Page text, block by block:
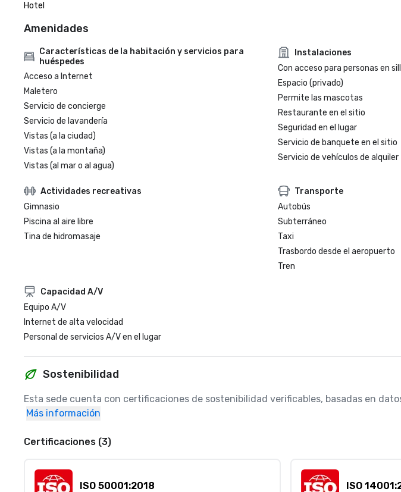
Hotel
Amenidades
Características de la habitación y servicios para
huéspedes
Acceso a Internet
Maletero
Servicio de concierge
Servicio de lavandería
Vistas (a la ciudad)
Vistas (a la montaña)
Vistas (al mar o al agua)
Instalaciones
Con acceso para personas en
Espacio (privado)
Permite las mascotas
Restaurante en el sitio
Seguridad en el lugar
Servicio de banquete en el sitio
Servicio de vehículos de alquiler
Actividades recreativas
Gimnasio
Piscina al aire libre
Tina de hidromasaje
Transporte
Autobús
Subterráneo
Taxi
Trasbordo desde el aeropuerto
Tren
Capacidad A/V
Equipo A/V
Internet de alta velocidad
Personal de servicios A/V en el lugar
Sostenibilidad
Esta sede cuenta con certificaciones de sostenibilidad verificables, basadas en
Más información
Certificaciones (3)
ISO 50001:2018 ISO